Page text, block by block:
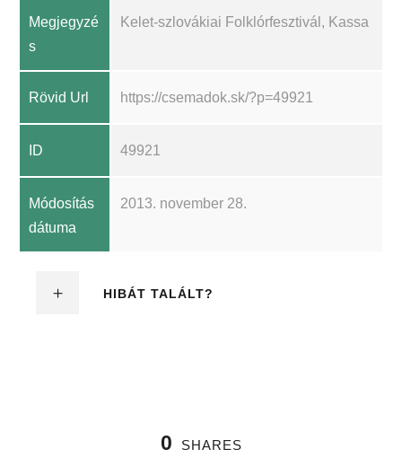
Megjegyzé
s
Kelet-szlovákiai Folklórfesztivál, Kassa
Rövid Url https://csemadok.sk/?p=49921
ID 49921
Módosítás
dátuma
2013. november 28.
HIBÁT TALÁLT?
0 SHARES